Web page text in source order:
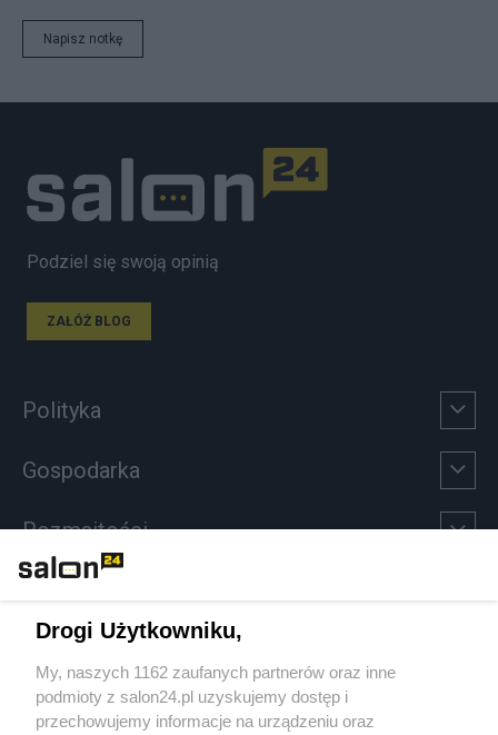
Napisz notkę
Podziel się swoją opinią
ZAŁÓŻ BLOG
Polityka
Gospodarka
Rozmaitości
Sport
Społeczeństwo
Drogi Użytkowniku,
My, naszych 1162 zaufanych partnerów oraz inne
podmioty z salon24.pl uzyskujemy dostęp i
przechowujemy informacje na urządzeniu oraz